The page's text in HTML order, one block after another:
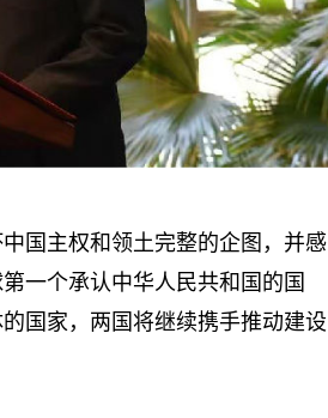
国主权和领土完整的企图，并感
一个承认中华人民共和国的国
国家，两国将继续携手推动建设